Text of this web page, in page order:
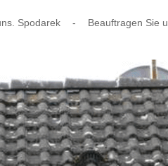
Spodarek - Beauftragen Sie